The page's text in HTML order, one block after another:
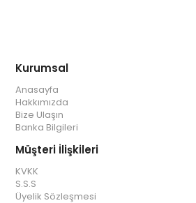
Kurumsal
Anasayfa
Hakkımızda
Bize Ulaşın
Banka Bilgileri
Müşteri İlişkileri
KVKK
S.S.S
Üyelik Sözleşmesi